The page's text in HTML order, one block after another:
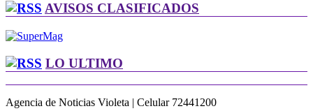
AVISOS CLASIFICADOS
LO ULTIMO
Agencia de Noticias Violeta | Celular 72441200